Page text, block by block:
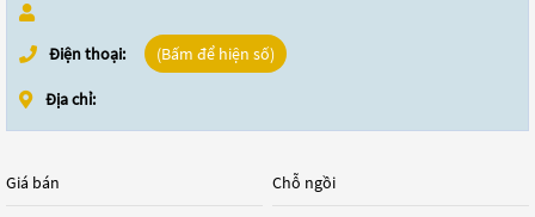
Điện thoại: (Bấm để hiện số)
Địa chỉ:
Giá bán Chỗ ngồi